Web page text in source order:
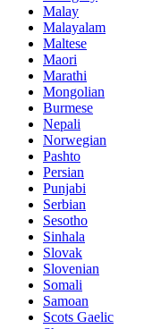
Malay
Malayalam
Maltese
Maori
Marathi
Mongolian
Burmese
Nepali
Norwegian
Pashto
Persian
Punjabi
Serbian
Sesotho
Sinhala
Slovak
Slovenian
Somali
Samoan
Scots Gaelic